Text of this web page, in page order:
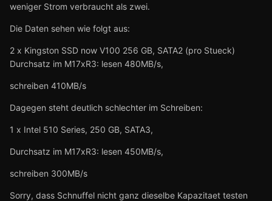
weniger Strom verbraucht als zwei.
Die Daten sehen wie folgt aus:
2 x Kingston SSD now V100 256 GB, SATA2 (pro Stueck)
Durchsatz im M17xR3: lesen 480MB/s,
schreiben 410MB/s
Dagegen steht deutlich schlechter im Schreiben:
1 x Intel 510 Series, 250 GB, SATA3,
Durchsatz im M17xR3: lesen 450MB/s,
schreiben 300MB/s
Sorry, dass Schnuffel nicht ganz dieselbe Kapazitaet testen